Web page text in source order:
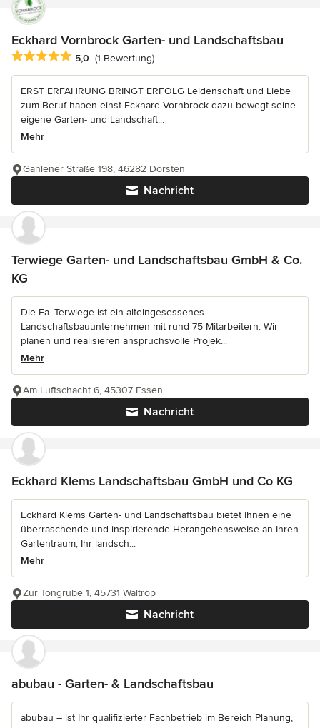
Eckhard Vornbrock Garten- und Landschaftsbau
Durchschnittliche Bewertung: 5 von 5 Sternen
5,0 (1 Bewertung)
ERST ERFAHRUNG BRINGT ERFOLG Leidenschaft und Liebe
zum Beruf haben einst Eckhard Vornbrock dazu bewegt seine
eigene Garten- und Landschaft...
Mehr
Nachricht
Gahlener Straße 198, 46282 Dorsten
Terwiege Garten- und Landschaftsbau GmbH & Co.
KG
Die Fa. Terwiege ist ein alteingesessenes
Landschaftsbauunternehmen mit rund 75 Mitarbeitern. Wir
planen und realisieren anspruchsvolle Projek...
Mehr
Nachricht
Am Luftschacht 6, 45307 Essen
Eckhard Klems Landschaftsbau GmbH und Co KG
Eckhard Klems Garten- und Landschaftsbau bietet Ihnen eine
überraschende und inspirierende Herangehensweise an Ihren
Gartentraum, Ihr landsch...
Mehr
Nachricht
Zur Tongrube 1, 45731 Waltrop
abubau - Garten- & Landschaftsbau
abubau – ist Ihr qualifizierter Fachbetrieb im Bereich Planung,